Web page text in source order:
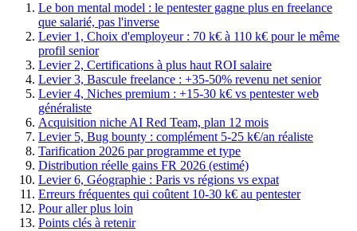
Le bon mental model : le pentester gagne plus en freelance
que salarié, pas l'inverse
Levier 1, Choix d'employeur : 70 k€ à 110 k€ pour le même
profil senior
Levier 2, Certifications à plus haut ROI salaire
Levier 3, Bascule freelance : +35-50% revenu net senior
Levier 4, Niches premium : +15-30 k€ vs pentester web
généraliste
Acquisition niche AI Red Team, plan 12 mois
Levier 5, Bug bounty : complément 5-25 k€/an réaliste
Tarification 2026 par programme et type
Distribution réelle gains FR 2026 (estimé)
Levier 6, Géographie : Paris vs régions vs expat
Erreurs fréquentes qui coûtent 10-30 k€ au pentester
Pour aller plus loin
Points clés à retenir